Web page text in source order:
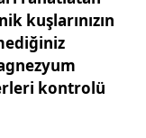
kuşlarınızın
kontrolü